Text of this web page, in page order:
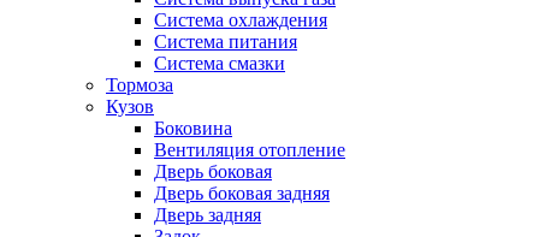
Система охлаждения
Система питания
Система смазки
Тормоза
Кузов
Боковина
Вентиляция отопление
Дверь боковая
Дверь боковая задняя
Дверь задняя